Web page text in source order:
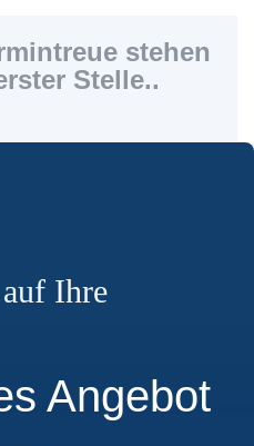
stehen
Stelle..
Ihre
Angebot